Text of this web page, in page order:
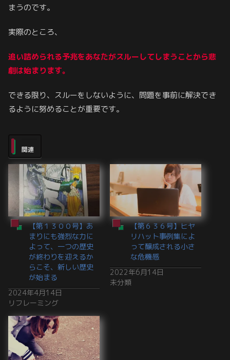
まうのです。
実際のところ、
追い詰められる予兆をあなたがスルーしてしまうことから悲
劇は始まります。
できる限り、スルーをしないように、問題を事前に解決でき
るように努めることが重要です。
関連
【第１３００号】あ
まりにも強烈な力に
よって、一つの歴史
が終わりを迎えるか
らこそ、新しい歴史
が始まる
2024年4月14日
リフレーミング
【第６３６号】ヒヤ
リハット事例集によ
って醸成される小さ
な危機感
2022年6月14日
未分類